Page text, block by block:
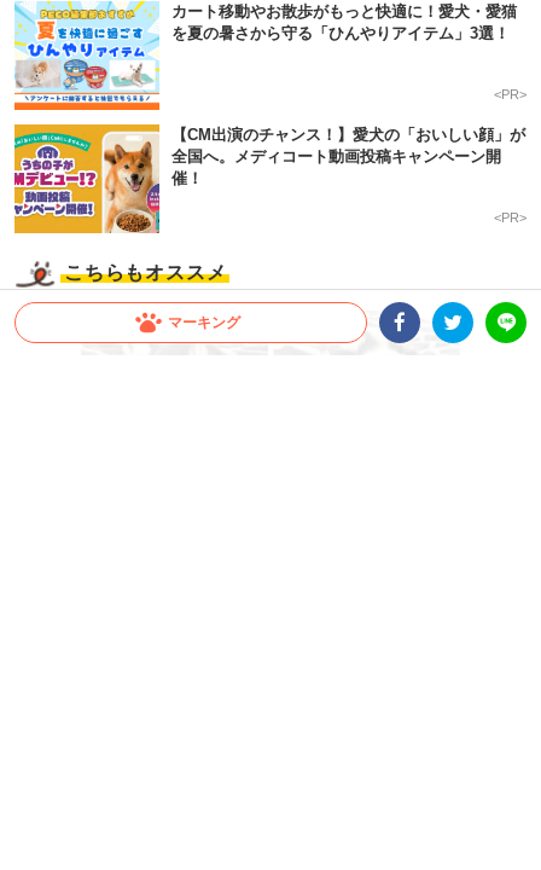
マーキング
カート移動やお散歩がもっと快適に！愛犬・愛猫
を夏の暑さから守る「ひんやりアイテム」3選！
<PR>
【CM出演のチャンス！】愛犬の「おいしい顔」が
全国へ。メディコート動画投稿キャンペーン開
催！
<PR>
こちらもオススメ